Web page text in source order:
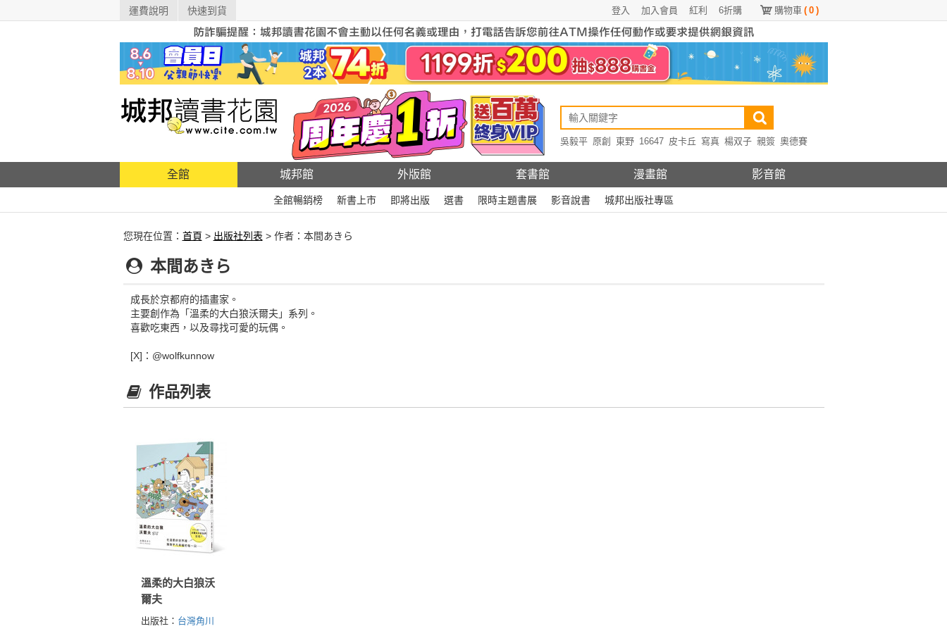
運費說明 快速到貨 購物車 ( 0 )
6折購
紅利
加入會員
登入
吳毅平 原創 東野 16647 皮卡丘 寫真 楊双子 親簽 奧德賽
全館 城邦館 外版館 套書館 漫畫館 影音館
全館暢銷榜 新書上市 即將出版 選書 限時主題書展 影音說書 城邦出版社專區
您現在位置： 首頁 > 出版社列表 > 作者：本間あきら
本間あきら
成長於京都府的插畫家。
主要創作為「溫柔的大白狼沃爾夫」系列。
喜歡吃東西，以及尋找可愛的玩偶。
[X]：@wolfkunnow
作品列表
溫柔的大白狼沃
爾夫
出版社： 台灣角川